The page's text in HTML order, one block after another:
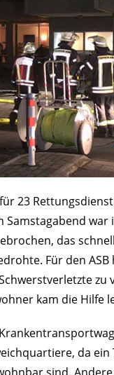
23
Samstagabend
das
Für den
kam die Hilfe
da